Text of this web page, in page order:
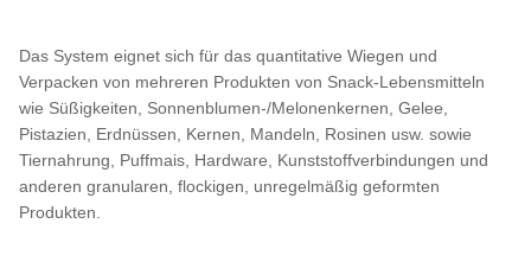
Das System eignet sich für das quantitative Wiegen und
Verpacken von mehreren Produkten von Snack-Lebensmitteln
wie Süßigkeiten, Sonnenblumen-/Melonenkernen, Gelee,
Pistazien, Erdnüssen, Kernen, Mandeln, Rosinen usw. sowie
Tiernahrung, Puffmais, Hardware, Kunststoffverbindungen und
anderen granularen, flockigen, unregelmäßig geformten
Produkten.